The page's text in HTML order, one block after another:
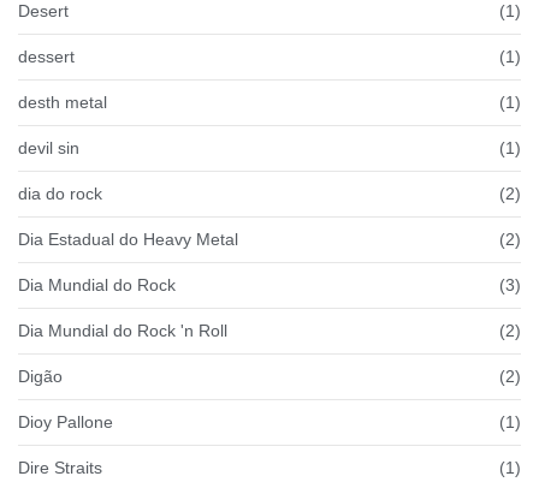
Desert (1)
dessert (1)
desth metal (1)
devil sin (1)
dia do rock (2)
Dia Estadual do Heavy Metal (2)
Dia Mundial do Rock (3)
Dia Mundial do Rock 'n Roll (2)
Digão (2)
Dioy Pallone (1)
Dire Straits (1)